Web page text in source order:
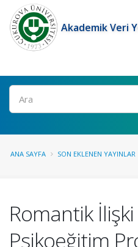
Akademik Veri
Ara
ANA SAYFA SON EKLENEN YAYINLAR
Romantik
Psikoeğitim